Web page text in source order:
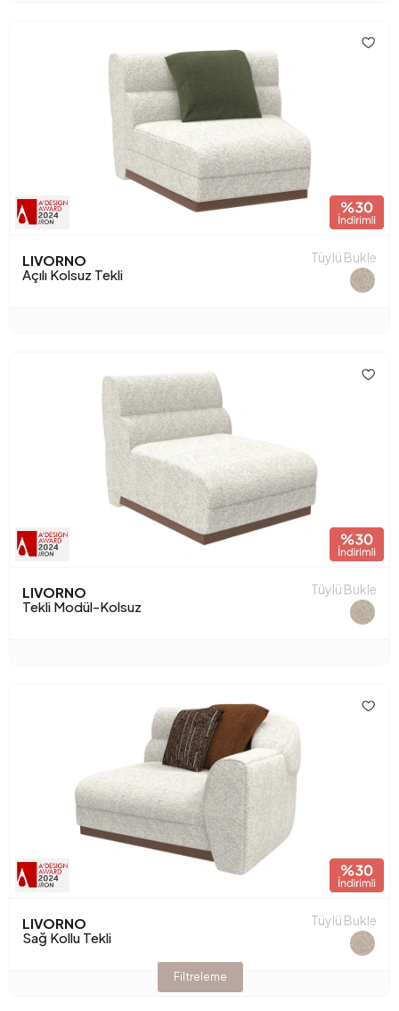
Filtreleme
LIVORNO
Açılı Kolsuz Tekli
Tüylü Bukle
LIVORNO
Tekli Modül-Kolsuz
Tüylü Bukle
LIVORNO
Sağ Kollu Tekli
Tüylü Bukle